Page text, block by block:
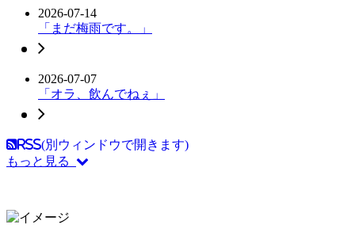
2026-07-14
「まだ梅雨です。」
2026-07-07
「オラ、飲んでねぇ」
RSS(別ウィンドウで開きます)
もっと見る